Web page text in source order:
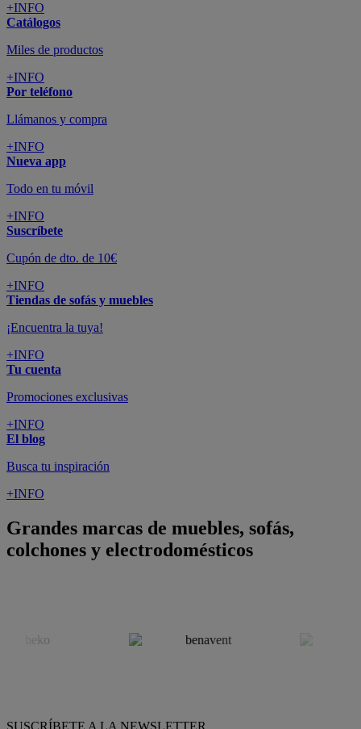
+INFO
Catálogos
Miles de productos
+INFO
Por teléfono
Llámanos y compra
+INFO
Nueva app
Todo en tu móvil
+INFO
Suscríbete
Cupón de dto. de 10€
+INFO
Tiendas de sofás y muebles
¡Encuentra la tuya!
+INFO
Tu cuenta
Promociones exclusivas
+INFO
El blog
Busca tu inspiración
+INFO
Grandes marcas de muebles, sofás,
colchones y electrodomésticos
SUSCRÍBETE A LA NEWSLETTER